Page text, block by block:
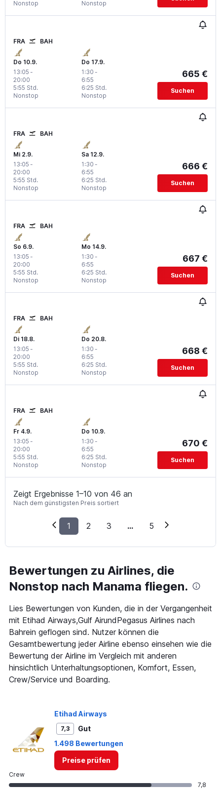
Nonstop Nonstop
FRA BAH
Do 10.9.
13:05 -
20:00
Nonstop
5:55 Std.
Do 17.9.
1:30 -
6:55
Nonstop
6:25 Std.
665 €
Suchen
FRA BAH
Mi 2.9.
13:05 -
20:00
Nonstop
5:55 Std.
Sa 12.9.
1:30 -
6:55
Nonstop
6:25 Std.
666 €
Suchen
FRA BAH
So 6.9.
13:05 -
20:00
Nonstop
5:55 Std.
Mo 14.9.
1:30 -
6:55
Nonstop
6:25 Std.
667 €
Suchen
FRA BAH
Di 18.8.
13:05 -
20:00
Nonstop
5:55 Std.
Do 20.8.
1:30 -
6:55
Nonstop
6:25 Std.
668 €
Suchen
FRA BAH
Fr 4.9.
13:05 -
20:00
Nonstop
5:55 Std.
Do 10.9.
1:30 -
6:55
Nonstop
6:25 Std.
670 €
Suchen
Zeigt Ergebnisse 1–10 von 46 an
Nach dem günstigsten Preis sortiert
1 2 3 ... 5
Bewertungen zu Airlines, die
Nonstop nach Manama fliegen.
Lies Bewertungen von Kunden, die in der Vergangenheit
mit Etihad Airways,Gulf AirundPegasus Airlines nach
Bahrein geflogen sind. Nutzer können die
Gesamtbewertung jeder Airline ebenso einsehen wie die
Bewertung der Airline im Vergleich mit anderen
hinsichtlich Unterhaltungsoptionen, Komfort, Essen,
Crew/Service und Boarding.
Etihad Airways
7,3
Gut
1.498 Bewertungen
Preise prüfen
Crew
7,8